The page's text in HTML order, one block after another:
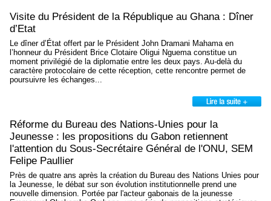
Visite du Président de la République au Ghana : Dîner
d’Etat
Le dîner d’État offert par le Président John Dramani Mahama en
l’honneur du Président Brice Clotaire Oligui Nguema constitue un
moment privilégié de la diplomatie entre les deux pays. Au-delà du
caractère protocolaire de cette réception, cette rencontre permet de
poursuivre les échanges...
Réforme du Bureau des Nations-Unies pour la
Jeunesse : les propositions du Gabon retiennent
l'attention du Sous-Secrétaire Général de l'ONU, SEM
Felipe Paullier
Près de quatre ans après la création du Bureau des Nations Unies pour
la Jeunesse, le débat sur son évolution institutionnelle prend une
nouvelle dimension. Portée par l'acteur gabonais de la jeunesse